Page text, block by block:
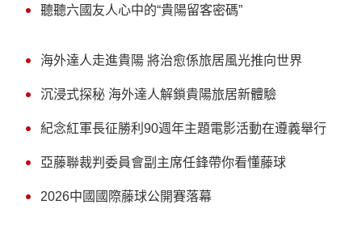
聽聽六國友人心中的“貴陽留客密碼”
海外達人走進貴陽 將治愈係旅居風光推向世界
沉浸式探秘 海外達人解鎖貴陽旅居新體驗
紀念紅軍長征勝利90週年主題電影活動在遵義舉行
亞藤聯裁判委員會副主席任鋒帶你看懂藤球
2026中國國際藤球公開賽落幕